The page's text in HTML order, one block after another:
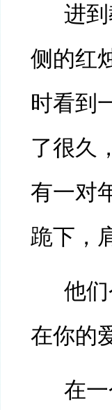
进
侧的红
时看到
了很久
有一对
跪下，
他
在你的
在